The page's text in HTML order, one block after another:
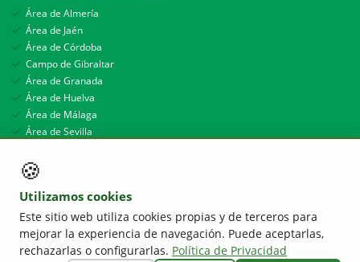
Área de Almería
Área de Jaén
Área de Córdoba
Campo de Gibraltar
Área de Granada
Área de Huelva
Área de Málaga
Área de Sevilla
🍪
Utilizamos cookies
Este sitio web utiliza cookies propias y de terceros para
mejorar la experiencia de navegación. Puede aceptarlas,
rechazarlas o configurarlas. Política de Privacidad